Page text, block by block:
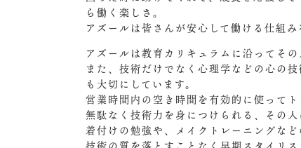
ら働く楽しさ。
アズールは皆さんが安心して働ける仕組
アズールは教育カリキュラムに沿ってそ
また、技術だけでなく心理学などの心の
も大切にしています。
営業時間内の空き時間を有効的に使ってト
無駄なく技術力を身につけられる、その人
着付けの勉強や、メイクトレーニングな